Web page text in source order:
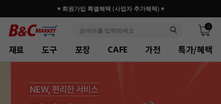
30만 홈베이커 1.2만 사업자가 즐겨찾는 마켓리더
0
재료 도구 포장 CAFE 가전 특가/혜택